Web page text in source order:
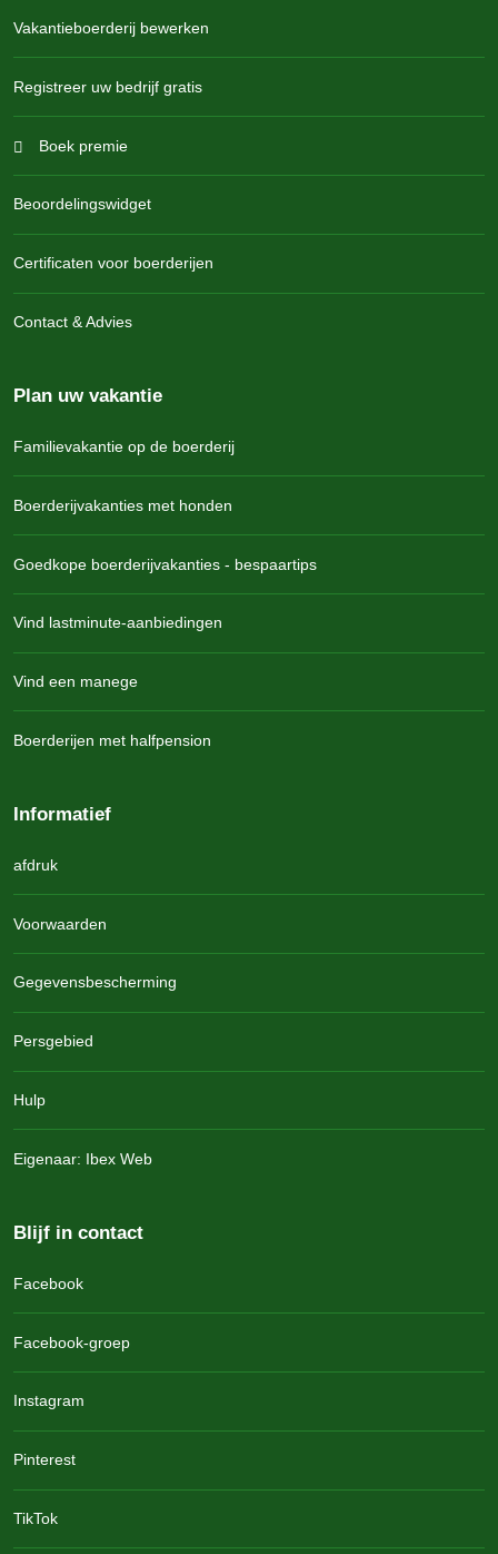
Vakantieboerderij bewerken
Registreer uw bedrijf gratis
Boek premie
Beoordelingswidget
Certificaten voor boerderijen
Contact & Advies
Plan uw vakantie
Familievakantie op de boerderij
Boerderijvakanties met honden
Goedkope boerderijvakanties - bespaartips
Vind lastminute-aanbiedingen
Vind een manege
Boerderijen met halfpension
Informatief
afdruk
Voorwaarden
Gegevensbescherming
Persgebied
Hulp
Eigenaar: Ibex Web
Blijf in contact
Facebook
Facebook-groep
Instagram
Pinterest
TikTok